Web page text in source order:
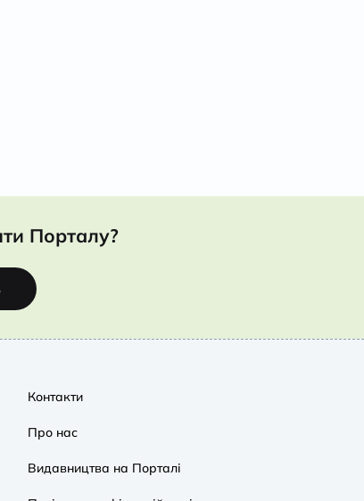
Порталу?
Контакти
Про нас
Видавництва на Порталі